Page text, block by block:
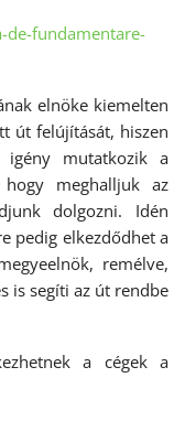
fundamentare-
elnöke kiemelten
út felújítását, hiszen
igény mutatkozik a
meghalljuk az
dolgozni. Idén
pedig elkezdődhet a
remélve,
is segíti az út rendbe
a cégek a